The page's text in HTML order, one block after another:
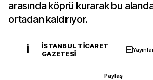
arasında köprü kurarak bu
ortadan kaldırıyor.
İ
İSTANBUL TICARET
GAZETESI
Paylaş